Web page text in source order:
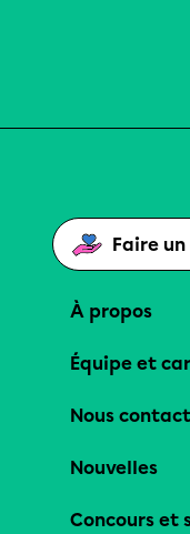
Faire un
À propos
Équipe et
Nous
Nouvelles
Concours et